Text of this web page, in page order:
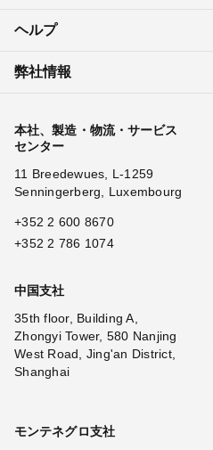
ヘルプ
弊社情報
本社、製造・物流・サービス
センター
11 Breedewues, L-1259
Senningerberg, Luxembourg
+352 2 600 8670
+352 2 786 1074
中国支社
35th floor, Building A,
Zhongyi Tower, 580 Nanjing
West Road, Jing'an District,
Shanghai
モンテネグロ支社